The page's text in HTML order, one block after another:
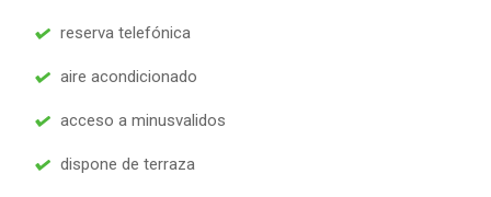
reserva telefónica
aire acondicionado
acceso a minusvalidos
dispone de terraza